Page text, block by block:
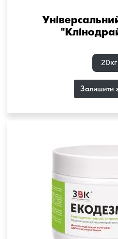
20кг
Залишити